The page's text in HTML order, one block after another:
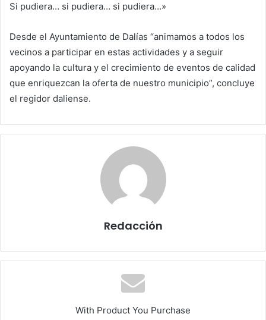
Si pudiera… si pudiera… si pudiera…»
Desde el Ayuntamiento de Dalías “animamos a todos los
vecinos a participar en estas actividades y a seguir
apoyando la cultura y el crecimiento de eventos de calidad
que enriquezcan la oferta de nuestro municipio”, concluye
el regidor daliense.
Redacción
With Product You Purchase